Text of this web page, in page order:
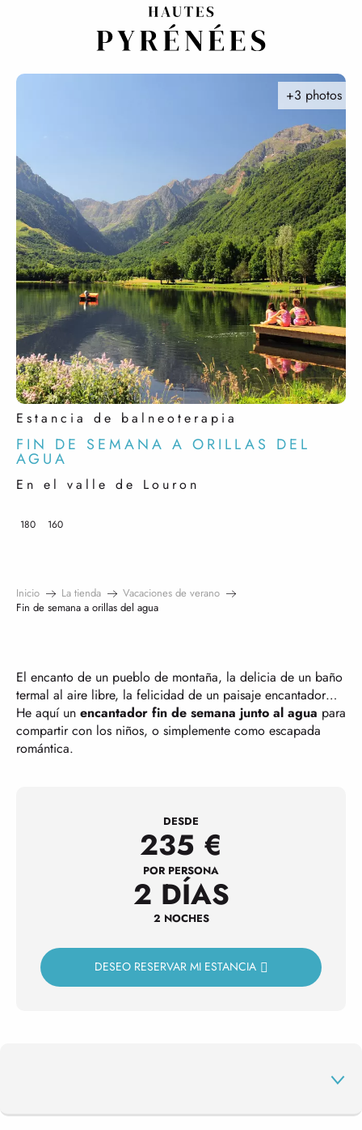
Estancia de balneoterapia
FIN DE SEMANA A ORILLAS DEL
AGUA
En el valle de Louron
+3 photos
180 160
Inicio La tienda
Vacaciones de verano
Fin de semana a orillas del agua
El encanto de un pueblo de montaña, la delicia de un baño
termal al aire libre, la felicidad de un paisaje encantador…
He aquí un encantador fin de semana junto al agua para
compartir con los niños, o simplemente como escapada
romántica.
DESDE
235 €
POR PERSONA
2 DÍAS
2 NOCHES
DESEO RESERVAR MI ESTANCIA